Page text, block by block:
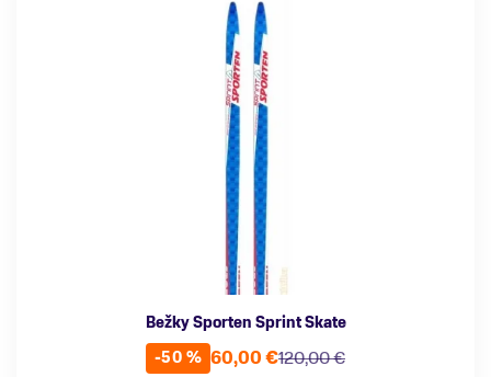
Bežky Sporten Sprint Skate
-50 %
120,00 €
60,00 €